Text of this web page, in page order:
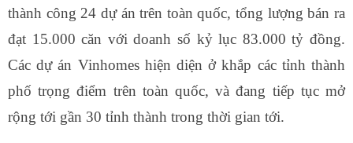
thành công 24 dự án trên toàn quốc, tổng lượng bán ra
đạt 15.000 căn với doanh số kỷ lục 83.000 tỷ đồng.
Các dự án Vinhomes hiện diện ở khắp các tỉnh thành
phố trọng điểm trên toàn quốc, và đang tiếp tục mở
rộng tới gần 30 tỉnh thành trong thời gian tới.